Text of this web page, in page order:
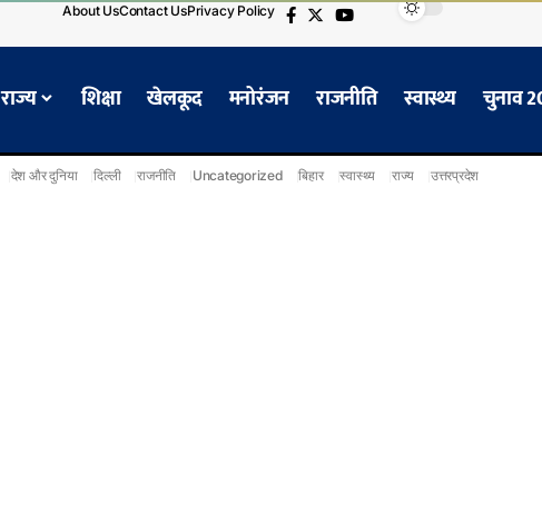
About UsContact UsPrivacy Policy
राज्य शिक्षा खेलकूद मनोरंजन राजनीति स्वास्थ्य चुनाव
देश और दुनिया दिल्ली राजनीति Uncategorized बिहार स्वास्थ्य राज्य उत्तरप्रदेश